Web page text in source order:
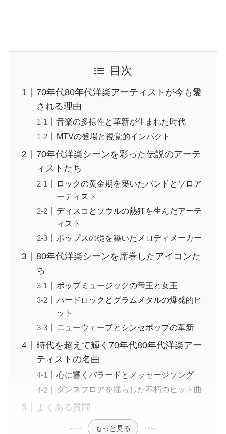
目次
70年代80年代洋楽アーティストが今も愛
される理由
音楽の多様性と革新が生まれた時代
MTVの登場と視覚的インパクト
70年代洋楽シーンを彩った伝説のアーテ
ィストたち
ロックの黄金期を築いたバンドとソロア
ーティスト
ディスコとソウルの熱狂を生んだアーテ
ィスト
ポップスの礎を築いたメロディメーカー
80年代洋楽シーンを席巻したアイコンた
ち
ポップミュージックの帝王と女王
ハードロックとグラムメタルの爆発的ヒ
ット
ニューウェーブとシンセポップの革新
時代を超えて輝く70年代80年代洋楽アー
ティストの名曲
心に響くバラードとメッセージソング
ダンスフロアを揺らした不朽のヒット曲
よくある質問
もっと見る